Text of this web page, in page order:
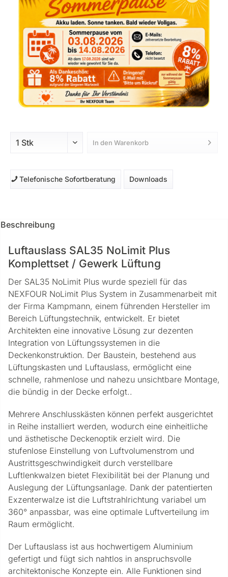
In den Warenkorb
Telefonische Sofortberatung Downloads
Beschreibung
Luftauslass SAL35 NoLimit Plus
Komplettset / Gewerk Lüftung
Der SAL35 NoLimit Plus wurde speziell für das
NEXFOUR NoLimit Plus System in Zusammenarbeit mit
der Firma Kampmann, einem führenden Hersteller im
Bereich Lüftungstechnik, entwickelt. Er bietet
Architekten eine innovative Lösung zur dezenten
Integration von Lüftungssystemen in die
Deckenkonstruktion. Der Baustein, bestehend aus
Lüftungskasten und Luftauslass, ermöglicht eine
schnelle, rahmenlose und nahezu unsichtbare Montage,
die bündig in der Decke erfolgt..
Mehrere Anschlusskästen können perfekt ausgerichtet
in Reihe installiert werden, wodurch eine einheitliche
und ästhetische Deckenoptik erzielt wird. Die
stufenlose Einstellung von Luftvolumenstrom und
Austrittsgeschwindigkeit durch verstellbare
Luftlenkwalzen bietet Flexibilität bei der Planung und
Auslegung der Lüftungsanlage. Dank der patentierten
Exzenterwalze ist die Luftstrahlrichtung variabel um
360° anpassbar, was eine optimale Luftverteilung im
Raum ermöglicht.
Der Luftauslass ist aus hochwertigem Aluminium
gefertigt und fügt sich nahtlos in anspruchsvolle
architektonische Konzepte ein. Alle Funktionen sind